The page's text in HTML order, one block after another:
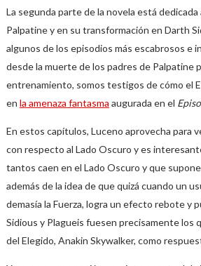
La segunda parte de la novela está
Palpatine y en su transformación en Darth
algunos de los episodios más escabrosos e
desde la muerte de los padres de Palpatine
entrenamiento, somos testigos de cómo el
en la amenaza fantasma augurada en el
En estos capítulos, Luceno aprovecha para
con respecto al Lado Oscuro y es
tantos caen en el Lado Oscuro y que
además de la idea de que quizá cuando un
demasía la Fuerza, logra un efecto rebote y
Sidious y Plagueis fuesen precisamente los
del Elegido, Anakin Skywalker, como